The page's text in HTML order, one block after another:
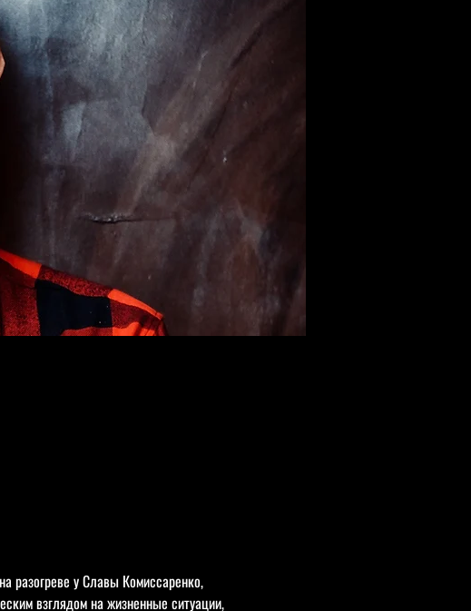
разогреве у Славы Комиссаренко,
взглядом на жизненные ситуации,